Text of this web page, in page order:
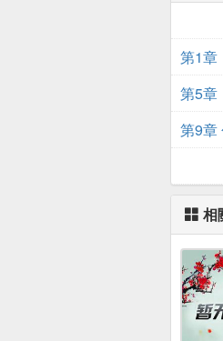
第1章
第5章
第9章
相